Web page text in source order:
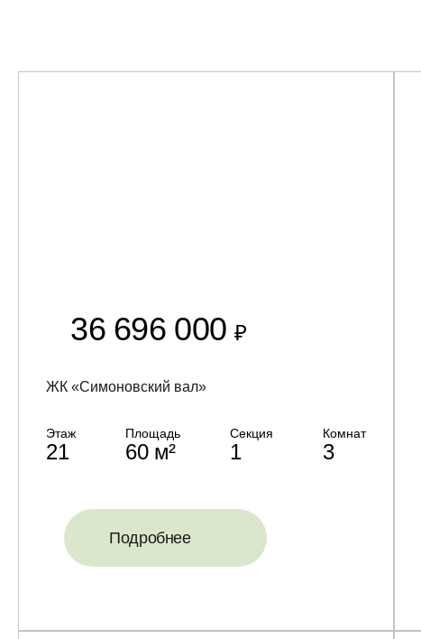
36 696 000₽
ЖК «Симоновский вал»
Этаж
21
Площадь
60 м²
Секция
1
Комнат
3
Подробнее